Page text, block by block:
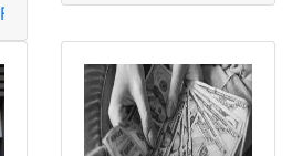
Feriado ,labores,ordinario,